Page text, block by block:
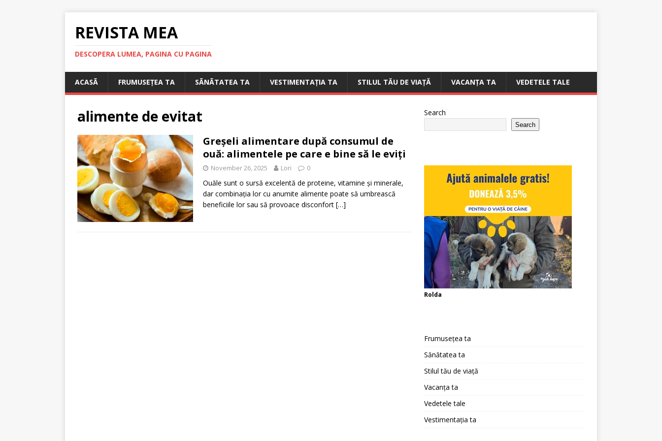
REVISTA MEA
DESCOPERA LUMEA, PAGINA CU PAGINA
ACASÃ FRUMUSEȚEA TA SÃNÃTATEA TA VESTIMENTAȚIA TA STILUL TĂU DE VIAȚĂ VACANȚA TA VEDETELE TALE
alimente de evitat
Greșeli alimentare după consumul de
ouă: alimentele pe care e bine să le eviți
November 26, 2025 Lori 0
Ouăle sunt o sursă excelentă de proteine, vitamine și minerale,
dar combinația lor cu anumite alimente poate să umbrească
beneficiile lor sau să provoace disconfort […]
Search
Search
Rolda
Frumusețea ta
Sănătatea ta
Stilul tău de viață
Vacanța ta
Vedetele tale
Vestimentația ta